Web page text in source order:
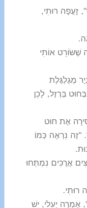
זָעֲפָה רוּתִי,
שֶׁשּׂוֹרֵט אוֹתִי
מְגֻלְגֶּלֶת
בַּרְזֶל, לָכֵן
אֶת חוּט
נִרְאֶה כְּמוֹ
אֲרֻכִּים נִמְתְּחוּ
רוּתִי.
אָמְרָה יַעֵלִי, יֵשׁ